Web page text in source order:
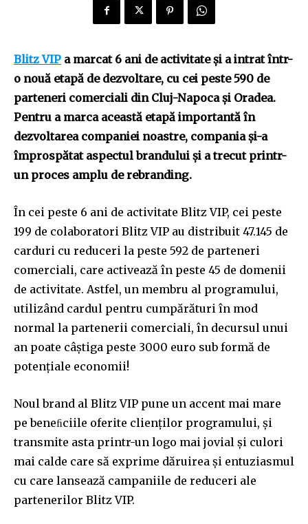
Blitz VIP a marcat 6 ani de activitate și a intrat într-
o nouă etapă de dezvoltare, cu cei peste 590 de
parteneri comerciali din Cluj-Napoca și Oradea.
Pentru a marca această etapă importantă în
dezvoltarea companiei noastre, compania și-a
împrospătat aspectul brandului și a trecut printr-
un proces amplu de rebranding.
În cei peste 6 ani de activitate Blitz VIP, cei peste
199 de colaboratori Blitz VIP au distribuit 47.145 de
carduri cu reduceri la peste 592 de parteneri
comerciali, care activează în peste 45 de domenii
de activitate. Astfel, un membru al programului,
utilizând cardul pentru cumpărături în mod
normal la partenerii comerciali, în decursul unui
an poate câștiga peste 3000 euro sub formă de
potențiale economii!
Noul brand al Blitz VIP pune un accent mai mare
pe beneﬁciile oferite clienților programului, și
transmite asta printr-un logo mai jovial și culori
mai calde care să exprime dăruirea și entuziasmul
cu care lansează campaniile de reduceri ale
partenerilor Blitz VIP.